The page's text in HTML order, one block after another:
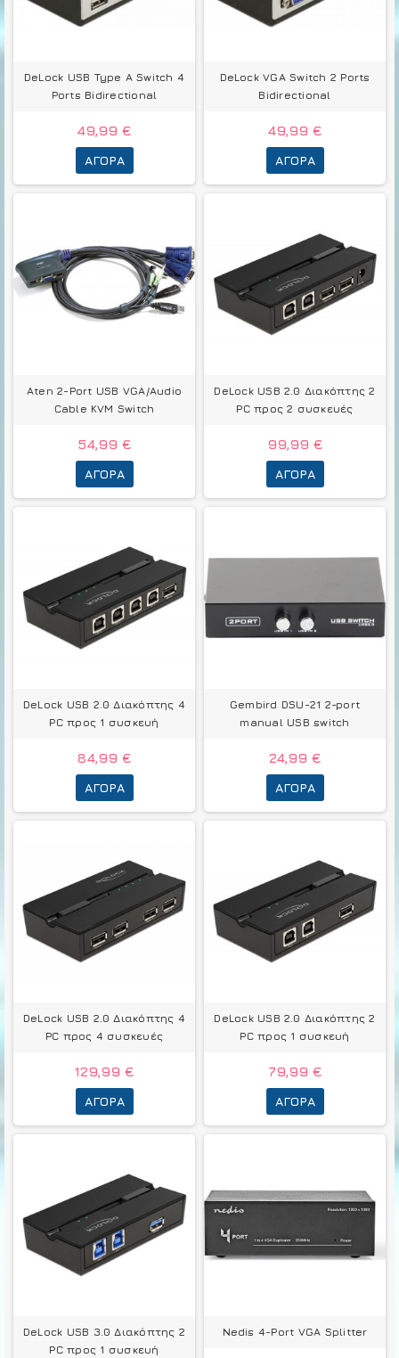
DeLock USB Type Α Switch 4
Ports Bidirectional
49,99 €
ΑΓΟΡΆ
DeLock VGA Switch 2 Ports
Bidirectional
49,99 €
ΑΓΟΡΆ
Aten 2-Port USB VGA/Audio
Cable KVM Switch
54,99 €
ΑΓΟΡΆ
DeLock USB 2.0 Διακόπτης 2
PC προς 2 συσκευές
99,99 €
ΑΓΟΡΆ
DeLock USB 2.0 Διακόπτης 4
PC προς 1 συσκευή
84,99 €
ΑΓΟΡΆ
Gembird DSU-21 2-port
manual USB switch
24,99 €
ΑΓΟΡΆ
DeLock USB 2.0 Διακόπτης 4
PC προς 4 συσκευές
129,99 €
ΑΓΟΡΆ
DeLock USB 2.0 Διακόπτης 2
PC προς 1 συσκευή
79,99 €
ΑΓΟΡΆ
DeLock USB 3.0 Διακόπτης 2
PC προς 1 συσκευή
Nedis 4-Port VGA Splitter